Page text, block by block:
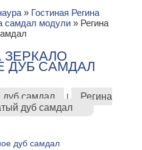
» Гостиная Регина
самдал модули » Регина
ЗЕРКАЛО
ДУБ САМДАЛ
дуб самдал |
Регина
дуб самдал